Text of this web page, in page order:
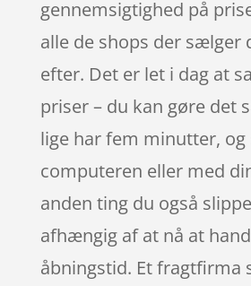
gennemsigtighed på
alle de shops der sælger
efter. Det er let i dag at
priser – du kan gøre det
lige har fem minutter, og
computeren eller med
anden ting du også
afhængig af at nå at
åbningstid. Et fragtfirma